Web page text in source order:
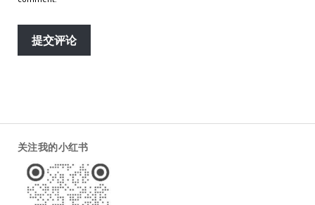
关注我的小红书